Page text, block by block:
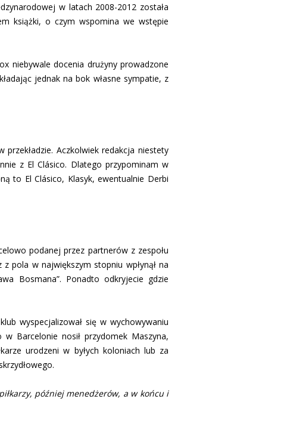
w latach 2008-2012 została
książki, o czym wspomina we wstępie
niebywale docenia drużyny prowadzone
jednak na bok własne sympatie, z
Aczkolwiek redakcja niestety
z El Clásico. Dlatego przypominam w
to El Clásico, Klasyk, ewentualnie Derbi
podanej przez partnerów z zespołu
z pola w największym stopniu wpłynął na
Bosmana”. Ponadto odkryjecie gdzie
wyspecjalizował się w wychowywaniu
Barcelonie nosił przydomek Maszyna,
urodzeni w byłych koloniach lub za
później menedżerów, a w końcu i